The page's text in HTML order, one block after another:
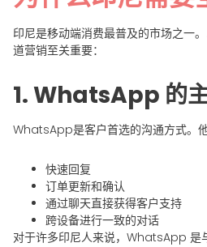
印尼是移动端消费最普及的市场之一
道营销至关重要：
1. WhatsApp 的
WhatsApp是客户首选的沟通方式。他
快速回复
订单更新和确认
通过聊天直接获得客户支持
跨设备进行一致的对话
对于许多印尼人来说，WhatsApp 是